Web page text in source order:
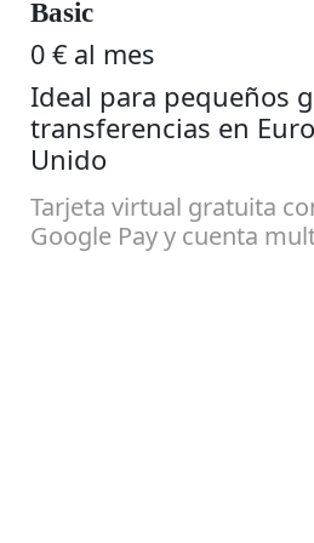
Basic
0 € al mes
Ideal para pequeños
transferencias en
Unido
Tarjeta virtual gratuita
Google Pay y cuenta